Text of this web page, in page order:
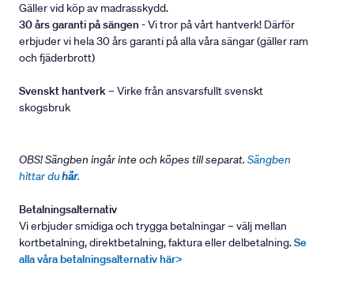
Gäller vid köp av madrasskydd.
30 års garanti på sängen - Vi tror på vårt hantverk! Därför
erbjuder vi hela 30 års garanti på alla våra sängar (gäller ram
och fjäderbrott)
Svenskt hantverk– Virke från ansvarsfullt svenskt
skogsbruk
OBS! Sängben ingår inte och köpes till separat. Sängben
hittar duhär.
Betalningsalternativ
Vi erbjuder smidiga och trygga betalningar – välj mellan
kortbetalning, direktbetalning, faktura eller delbetalning.Se
alla våra betalningsalternativ här>